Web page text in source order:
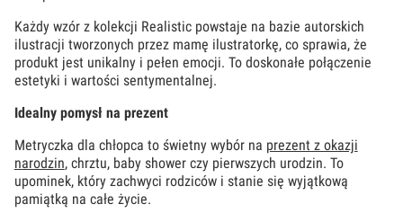
Każdy wzór z kolekcji Realistic powstaje na bazie autorskich
ilustracji tworzonych przez mamę ilustratorkę, co sprawia, że
produkt jest unikalny i pełen emocji. To doskonałe połączenie
estetyki i wartości sentymentalnej.
Idealny pomysł na prezent
Metryczka dla chłopca to świetny wybór na prezent z okazji
narodzin, chrztu, baby shower czy pierwszych urodzin. To
upominek, który zachwyci rodziców i stanie się wyjątkową
pamiątką na całe życie.